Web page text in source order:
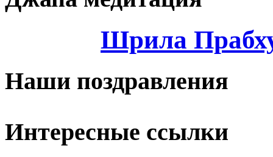
Шрила
Наши поздравления
Интересные ссылки